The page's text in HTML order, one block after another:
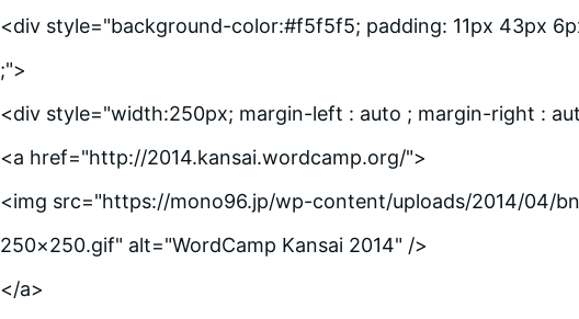
<div style="background-color:#f5f5f5; padding: 11px 43px
;">
<div style="width:250px; margin-left : auto ; margin-right :
<a href="http://2014.kansai.wordcamp.org/">
<img src="https://mono96.jp/wp-content/uploads/2014/04/
250×250.gif" alt="WordCamp Kansai 2014" />
</a>